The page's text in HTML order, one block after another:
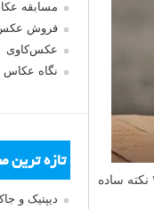
عکاسی از کودکان در کنار شیرین بودنش، کمی چالش بر انگیز است. در این مطلب کوتاه لنزک ۴ نکته ساده
مسابقه
فروش
عکس‌کاوی
نگاه عکاس
تازه ترین
دیپتیک و